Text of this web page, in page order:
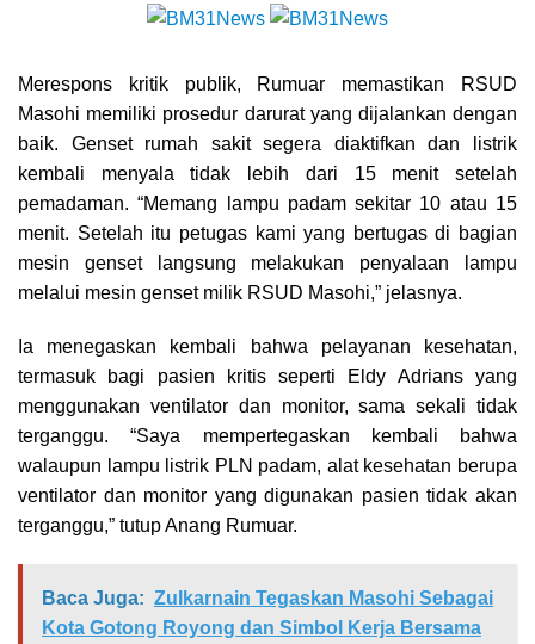
Merespons kritik publik, Rumuar memastikan RSUD
Masohi memiliki prosedur darurat yang dijalankan dengan
baik. Genset rumah sakit segera diaktifkan dan listrik
kembali menyala tidak lebih dari 15 menit setelah
pemadaman. “Memang lampu padam sekitar 10 atau 15
menit. Setelah itu petugas kami yang bertugas di bagian
mesin genset langsung melakukan penyalaan lampu
melalui mesin genset milik RSUD Masohi,” jelasnya.
Ia menegaskan kembali bahwa pelayanan kesehatan,
termasuk bagi pasien kritis seperti Eldy Adrians yang
menggunakan ventilator dan monitor, sama sekali tidak
terganggu. “Saya mempertegaskan kembali bahwa
walaupun lampu listrik PLN padam, alat kesehatan berupa
ventilator dan monitor yang digunakan pasien tidak akan
terganggu,” tutup Anang Rumuar.
Baca Juga: Zulkarnain Tegaskan Masohi Sebagai
Kota Gotong Royong dan Simbol Kerja Bersama